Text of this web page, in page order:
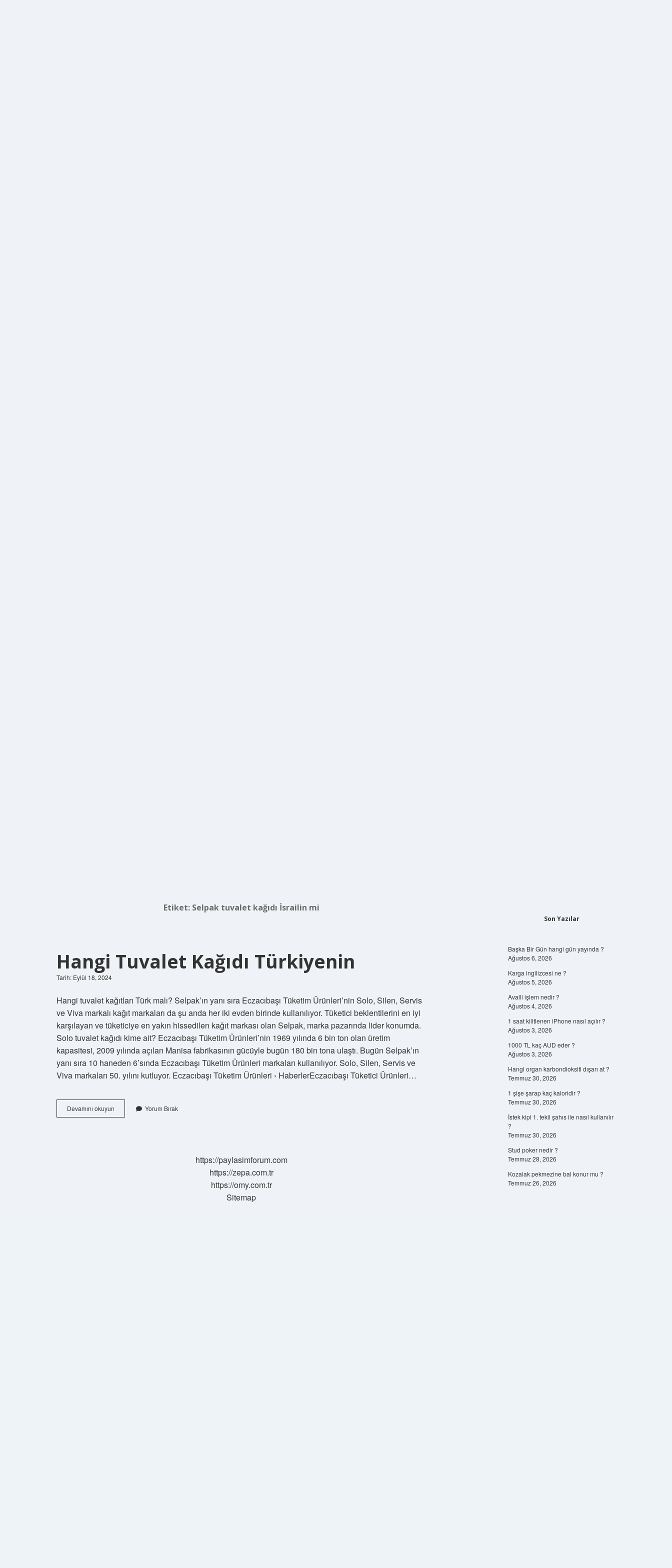
Etiket: Selpak tuvalet kağıdı İsrailin mi
Hangi Tuvalet Kağıdı Türkiyenin
Tarih: Eylül 18, 2024
Hangi tuvalet kağıtları Türk malı? Selpak’ın yanı sıra Eczacıbaşı Tüketim Ürünleri’nin Solo, Silen, Servis
ve Viva markalı kağıt markaları da şu anda her iki evden birinde kullanılıyor. Tüketici beklentilerini en iyi
karşılayan ve tüketiciye en yakın hissedilen kağıt markası olan Selpak, marka pazarında lider konumda.
Solo tuvalet kağıdı kime ait? Eczacıbaşı Tüketim Ürünleri’nin 1969 yılında 6 bin ton olan üretim
kapasitesi, 2009 yılında açılan Manisa fabrikasının gücüyle bugün 180 bin tona ulaştı. Bugün Selpak’ın
yanı sıra 10 haneden 6’sında Eczacıbaşı Tüketim Ürünleri markaları kullanılıyor. Solo, Silen, Servis ve
Viva markaları 50. yılını kutluyor. Eczacıbaşı Tüketim Ürünleri › HaberlerEczacıbaşı Tüketici Ürünleri…
Devamını okuyun
Tuvalet
Yorum Bırak
https://paylasimforum.com
https://zepa.com.tr
https://omy.com.tr
Sitemap
Son Yazılar
Başka Bir Gün hangi gün yayında ?
Ağustos 6, 2026
Karga ingilizcesi ne ?
Ağustos 5, 2026
Avalli işlem nedir ?
Ağustos 4, 2026
1 saat kilitlenen iPhone nasıl açılır ?
Ağustos 3, 2026
1000 TL kaç AUD eder ?
Ağustos 3, 2026
Hangi organ karbondioksiti dışarı at ?
Temmuz 30, 2026
1 şişe şarap kaç kaloridir ?
Temmuz 30, 2026
İstek kipi 1. tekil şahıs ile nasıl kullanılır
?
Temmuz 30, 2026
Stud poker nedir ?
Temmuz 28, 2026
Kozalak pekmezine bal konur mu ?
Temmuz 26, 2026